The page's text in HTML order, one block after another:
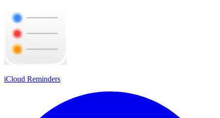
iCloud Reminders